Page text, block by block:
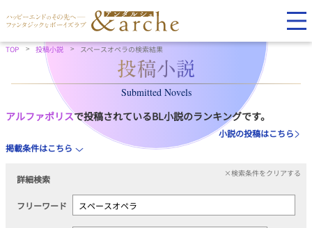
TOP 投稿小説 スペースオペラの検索結果
Submitted Novels
アルファポリスで投稿されているBL小説のランキングです。
小説の投稿はこちら
掲載条件はこちら
詳細検索
×検索条件をクリアする
フリーワード